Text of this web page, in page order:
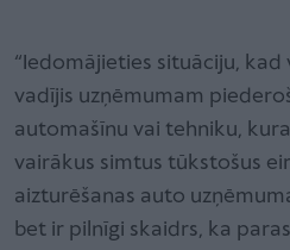
“Iedomājieties situāciju, kad
vadījis uzņēmumam
automašīnu vai tehniku,
vairākus simtus tūkstošus
aizturēšanas auto
bet ir pilnīgi skaidrs, ka